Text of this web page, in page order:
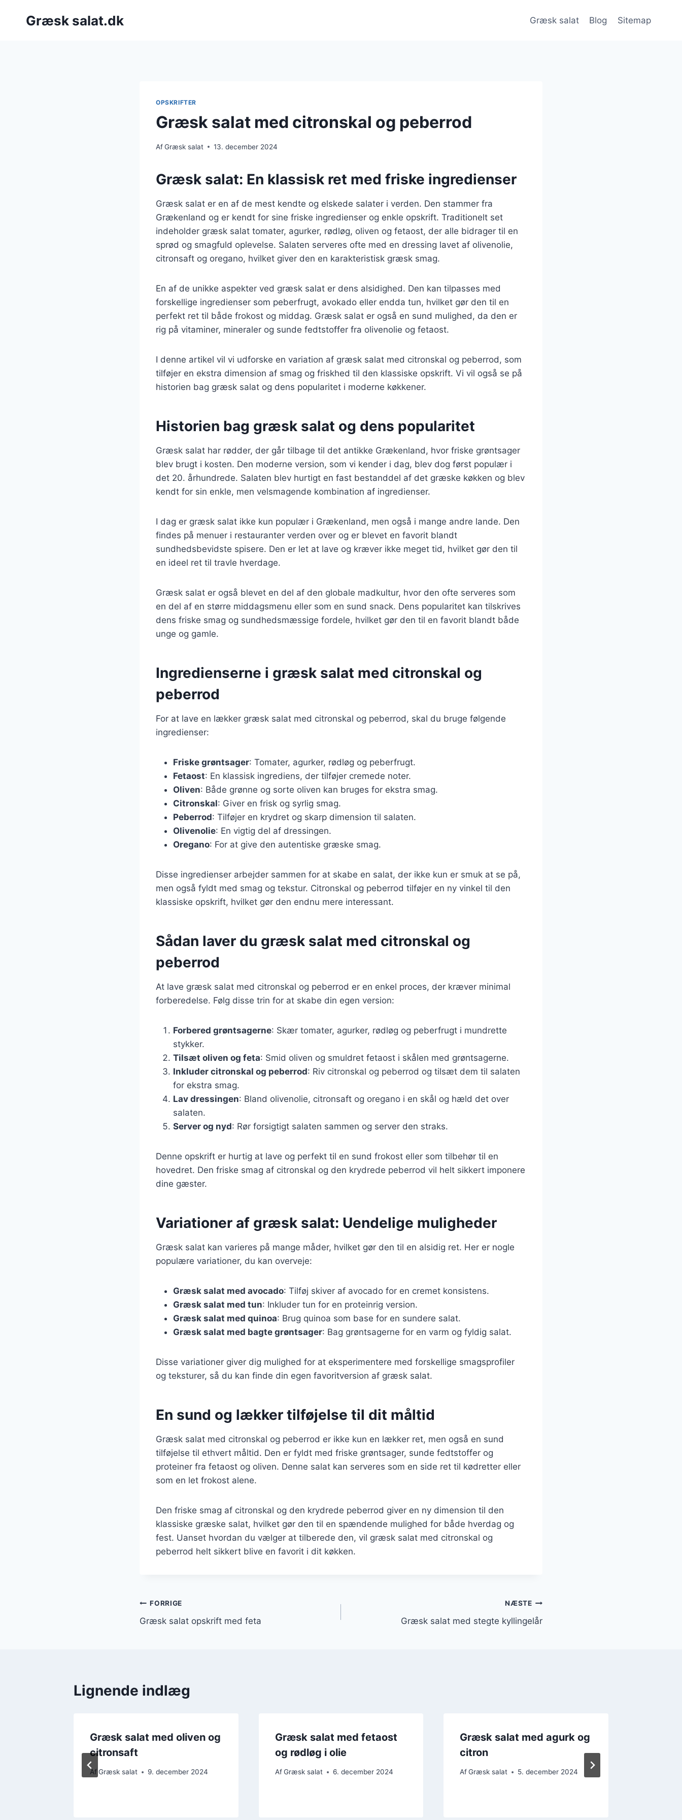
Græsk salat.dk Græsk salat Blog Sitemap
OPSKRIFTER
Græsk salat med citronskal og peberrod
AfGræsk salat 13. december 2024
Græsk salat: En klassisk ret med friske ingredienser
Græsk salat er en af de mest kendte og elskede salater i verden. Den stammer fra
Grækenland og er kendt for sine friske ingredienser og enkle opskrift. Traditionelt set
indeholder græsk salat tomater, agurker, rødløg, oliven og fetaost, der alle bidrager til en
sprød og smagfuld oplevelse. Salaten serveres ofte med en dressing lavet af olivenolie,
citronsaft og oregano, hvilket giver den en karakteristisk græsk smag.
En af de unikke aspekter ved græsk salat er dens alsidighed. Den kan tilpasses med
forskellige ingredienser som peberfrugt, avokado eller endda tun, hvilket gør den til en
perfekt ret til både frokost og middag. Græsk salat er også en sund mulighed, da den er
rig på vitaminer, mineraler og sunde fedtstoffer fra olivenolie og fetaost.
I denne artikel vil vi udforske en variation af græsk salat med citronskal og peberrod, som
tilføjer en ekstra dimension af smag og friskhed til den klassiske opskrift. Vi vil også se på
historien bag græsk salat og dens popularitet i moderne køkkener.
Historien bag græsk salat og dens popularitet
Græsk salat har rødder, der går tilbage til det antikke Grækenland, hvor friske grøntsager
blev brugt i kosten. Den moderne version, som vi kender i dag, blev dog først populær i
det 20. århundrede. Salaten blev hurtigt en fast bestanddel af det græske køkken og blev
kendt for sin enkle, men velsmagende kombination af ingredienser.
I dag er græsk salat ikke kun populær i Grækenland, men også i mange andre lande. Den
findes på menuer i restauranter verden over og er blevet en favorit blandt
sundhedsbevidste spisere. Den er let at lave og kræver ikke meget tid, hvilket gør den til
en ideel ret til travle hverdage.
Græsk salat er også blevet en del af den globale madkultur, hvor den ofte serveres som
en del af en større middagsmenu eller som en sund snack. Dens popularitet kan tilskrives
dens friske smag og sundhedsmæssige fordele, hvilket gør den til en favorit blandt både
unge og gamle.
Ingredienserne i græsk salat med citronskal og
peberrod
For at lave en lækker græsk salat med citronskal og peberrod, skal du bruge følgende
ingredienser:
Friske grøntsager: Tomater, agurker, rødløg og peberfrugt.
Fetaost: En klassisk ingrediens, der tilføjer cremede noter.
Oliven: Både grønne og sorte oliven kan bruges for ekstra smag.
Citronskal: Giver en frisk og syrlig smag.
Peberrod: Tilføjer en krydret og skarp dimension til salaten.
Olivenolie: En vigtig del af dressingen.
Oregano: For at give den autentiske græske smag.
Disse ingredienser arbejder sammen for at skabe en salat, der ikke kun er smuk at se på,
men også fyldt med smag og tekstur. Citronskal og peberrod tilføjer en ny vinkel til den
klassiske opskrift, hvilket gør den endnu mere interessant.
Sådan laver du græsk salat med citronskal og
peberrod
At lave græsk salat med citronskal og peberrod er en enkel proces, der kræver minimal
forberedelse. Følg disse trin for at skabe din egen version:
Forbered grøntsagerne: Skær tomater, agurker, rødløg og peberfrugt i mundrette
stykker.
Tilsæt oliven og feta: Smid oliven og smuldret fetaost i skålen med grøntsagerne.
Inkluder citronskal og peberrod: Riv citronskal og peberrod og tilsæt dem til salaten
for ekstra smag.
Lav dressingen: Bland olivenolie, citronsaft og oregano i en skål og hæld det over
salaten.
Server og nyd: Rør forsigtigt salaten sammen og server den straks.
Denne opskrift er hurtig at lave og perfekt til en sund frokost eller som tilbehør til en
hovedret. Den friske smag af citronskal og den krydrede peberrod vil helt sikkert imponere
dine gæster.
Variationer af græsk salat: Uendelige muligheder
Græsk salat kan varieres på mange måder, hvilket gør den til en alsidig ret. Her er nogle
populære variationer, du kan overveje:
Græsk salat med avocado: Tilføj skiver af avocado for en cremet konsistens.
Græsk salat med tun: Inkluder tun for en proteinrig version.
Græsk salat med quinoa: Brug quinoa som base for en sundere salat.
Græsk salat med bagte grøntsager: Bag grøntsagerne for en varm og fyldig salat.
Disse variationer giver dig mulighed for at eksperimentere med forskellige smagsprofiler
og teksturer, så du kan finde din egen favoritversion af græsk salat.
En sund og lækker tilføjelse til dit måltid
Græsk salat med citronskal og peberrod er ikke kun en lækker ret, men også en sund
tilføjelse til ethvert måltid. Den er fyldt med friske grøntsager, sunde fedtstoffer og
proteiner fra fetaost og oliven. Denne salat kan serveres som en side ret til kødretter eller
som en let frokost alene.
Den friske smag af citronskal og den krydrede peberrod giver en ny dimension til den
klassiske græske salat, hvilket gør den til en spændende mulighed for både hverdag og
fest. Uanset hvordan du vælger at tilberede den, vil græsk salat med citronskal og
peberrod helt sikkert blive en favorit i dit køkken.
Indlægsnavigation
FORRIGE
Græsk salat opskrift med feta
NÆSTE
Græsk salat med stegte kyllingelår
Lignende indlæg
Græsk salat med oliven og
citronsaft
AfGræsk salat 9. december 2024
Græsk salat med fetaost
og rødløg i olie
Af Græsk salat 6. december 2024
Græsk salat med agurk og
citron
Af Græsk salat 5. december 2024